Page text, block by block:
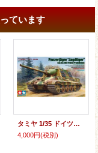
ています
タミヤ 1/35 ドイツ重駆逐戦車 ヤークトタイガー初期生産型
4,000円(税別)